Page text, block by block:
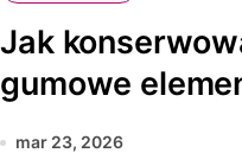
Jak
gumowe
w klasykach
mar 23, 2026